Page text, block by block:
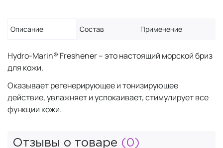
Описание Состав Применение
Hydro-Marin® Freshener – это настоящий морской бриз
для кожи.
Оказывает регенерирующее и тонизирующее
действие, увлажняет и успокаивает, стимулирует все
функции кожи.
Отзывы о товаре (0)